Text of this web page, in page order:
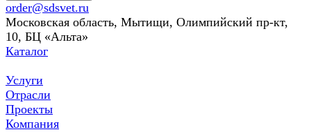
order@sdsvet.ru
Московская область, Мытищи, Олимпийский пр-кт,
10, БЦ «Альта»
Каталог
Услуги
Отрасли
Проекты
Компания